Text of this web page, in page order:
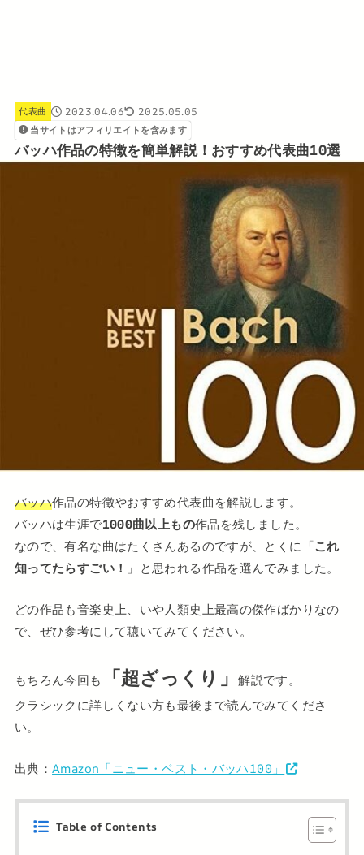
代表曲 2023.04.06 2025.05.05
当サイトはアフィリエイトを含みます
バッハ作品の特徴を簡単解説！おすすめ代表曲10選
バッハ作品の特徴やおすすめ代表曲を解説します。
バッハは生涯で1000曲以上もの作品を残しました。
なので、有名な曲はたくさんあるのですが、とくに「これ
知ってたらすごい！ 」と思われる作品を選んでみました。
どの作品も音楽史上、いや人類史上最高の傑作ばかりなの
で、ぜひ参考にして聴いてみてください。
もちろん今回も 「超ざっくり」解説です。
クラシックに詳しくない方も最後まで読んでみてくださ
い。
出典：Amazon「ニュー・ベスト・バッハ100」
Table of Contents